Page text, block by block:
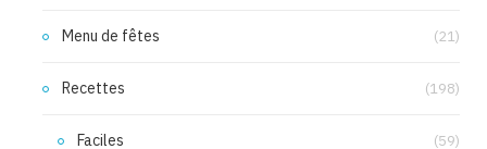
Menu de fêtes (21)
Recettes (198)
Faciles (59)